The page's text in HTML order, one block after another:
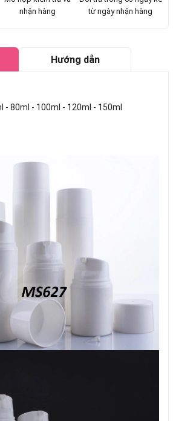
nhận hàng
từ ngày nhận hàng
Hướng dẫn
- 80ml - 100ml - 120ml - 150ml